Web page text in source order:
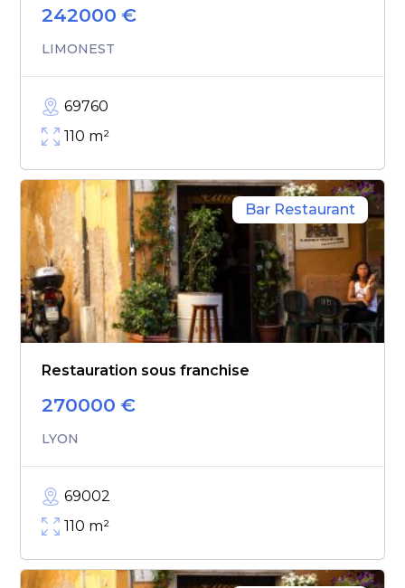
242000 €
LIMONEST
69760
110 m²
Bar Restaurant
Restauration sous franchise
270000 €
LYON
69002
110 m²